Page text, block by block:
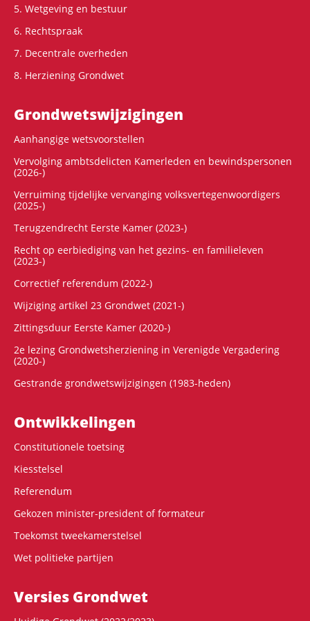
5. Wetgeving en bestuur
6. Rechtspraak
7. Decentrale overheden
8. Herziening Grondwet
Grondwets­wijzigingen
Aanhangige wetsvoorstellen
Vervolging ambtsdelicten Kamerleden en bewindspersonen
(2026-)
Verruiming tijdelijke vervanging volksvertegenwoordigers
(2025-)
Terugzendrecht Eerste Kamer (2023-)
Recht op eerbiediging van het gezins- en familieleven
(2023-)
Correctief referendum (2022-)
Wijziging artikel 23 Grondwet (2021-)
Zittingsduur Eerste Kamer (2020-)
2e lezing Grondwetsherziening in Verenigde Vergadering
(2020-)
Gestrande grondwetswijzigingen (1983-heden)
Ontwikke­lingen
Constitutionele toetsing
Kiesstelsel
Referendum
Gekozen minister-president of formateur
Toekomst tweekamerstelsel
Wet politieke partijen
Versies Grondwet